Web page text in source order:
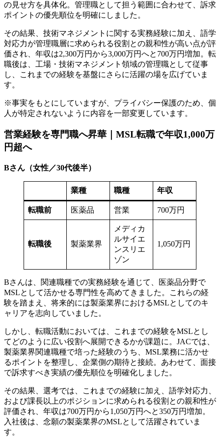
の見せ方を具体化。管理職として担う範囲に合わせて、訴求
ポイントの優先順位を明確にしました。
その結果、技術マネジメントに関する実務経験に加え、語学
対応力が管理職層に求められる役割との親和性が高い点が評
価され、年収は2,300万円から3,000万円へと700万円増加。転
職後は、工場・技術マネジメント領域の管理職として従事
し、これまでの経験を基盤にさらに活躍の場を広げていま
す。
※事実をもとにしていますが、プライバシー保護のため、個
人が特定されないように内容を一部変更しています。
営業経験を専門職へ昇華｜MSL転職で年収1,000万
円超へ
Bさん（女性／30代後半）
業種 職種 年収
転職前 医薬品 営業 700万円
転職後 製薬業界
メディカ
ルサイエ
ンスリエ
ゾン
1,050万円
Bさんは、関連職種での実務経験を通じて、医薬品分野で
MSLとして活かせる専門性を高めてきました。これらの経
験を踏まえ、将来的には製薬業界におけるMSLとしてのキ
ャリアを志向していました。
しかし、転職活動においては、これまでの経験をMSLとし
てどのように広い役割へ展開できるかが課題に。JACでは、
製薬業界関連職種で培った経験のうち、MSL業務に活かせ
るポイントを整理し、企業側の期待と接続。あわせて、面接
で訴求すべき実績の優先順位を明確化しました。
その結果、選考では、これまでの経験に加え、語学対応力、
および課長以上のポジションに求められる役割との親和性が
評価され、年収は700万円から1,050万円へと350万円増加。
入社後は、念願の製薬業界のMSLとして活躍されていま
す。